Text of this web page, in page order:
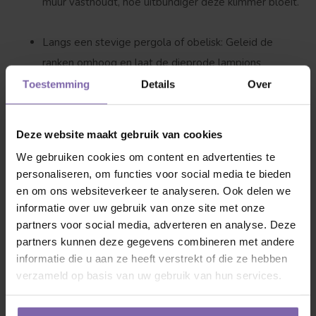
Toestemming Details Over
Deze website maakt gebruik van cookies
We gebruiken cookies om content en advertenties te
personaliseren, om functies voor social media te bieden
en om ons websiteverkeer te analyseren. Ook delen we
informatie over uw gebruik van onze site met onze
partners voor social media, adverteren en analyse. Deze
partners kunnen deze gegevens combineren met andere
informatie die u aan ze heeft verstrekt of die ze hebben
verzameld op basis van uw gebruik van hun services.
Langs een stevige pergola of obelisk: Geleid de
ranken omhoog en laat de dieprode lampions
prachtig over je terras of border hangen.
diepe kleuren passen perfect in zowel een strak
modern tuinontwerp als een warme, zuidelijke oase.
Plant- en onderhoudstips van de kweker
Zo houd je deCampsis 'Ebony and Red'vitaal en
rijkbloeiend:
Standplaats:Volle zon. Een warme, beschutte plek is